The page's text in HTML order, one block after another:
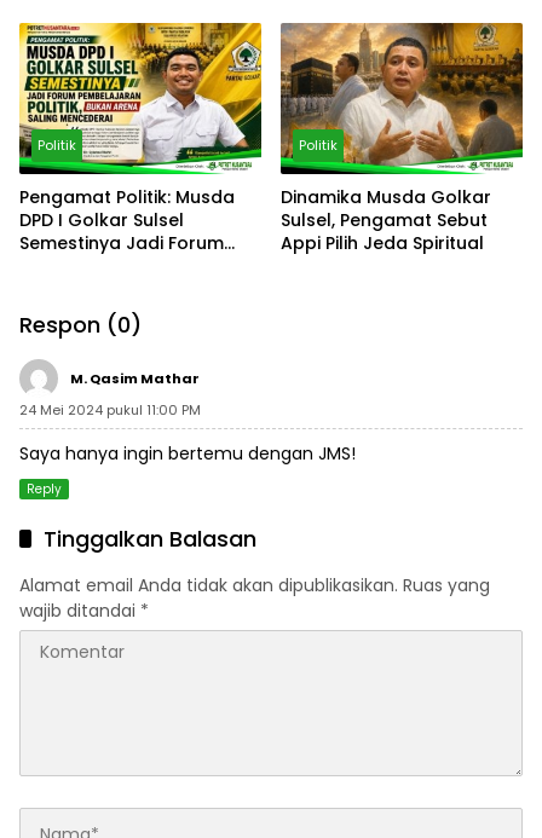
Politik
Pengamat Politik: Musda
DPD I Golkar Sulsel
Semestinya Jadi Forum
Politik
Dinamika Musda Golkar
Sulsel, Pengamat Sebut
Appi Pilih Jeda Spiritual
Respon (0)
M. Qasim Mathar
24 Mei 2024 pukul 11:00 PM
Saya hanya ingin bertemu dengan JMS!
Reply
Tinggalkan Balasan
Alamat email Anda tidak akan dipublikasikan. Ruas yang
wajib ditandai *